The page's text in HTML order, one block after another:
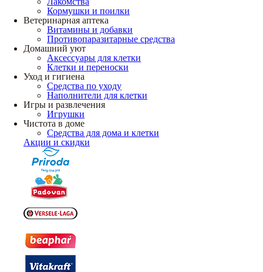
Кормушки и поилки
Ветеринарная аптека
Витамины и добавки
Противопаразитарные средства
Домашний уют
Аксессуары для клетки
Клетки и переноски
Уход и гигиена
Средства по уходу
Наполнители для клетки
Игры и развлечения
Игрушки
Чистота в доме
Средства для дома и клетки
Акции и скидки